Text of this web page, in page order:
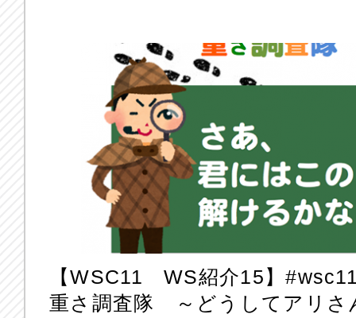
【WSC11 WS紹介15】‪
重さ調査隊 ～どうしてアリさ